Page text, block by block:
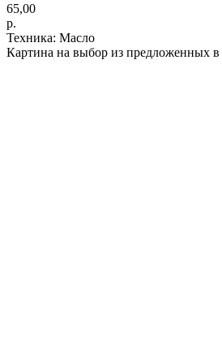
65,00
р.
Техника: Масло
Картина на выбор из предложенных в